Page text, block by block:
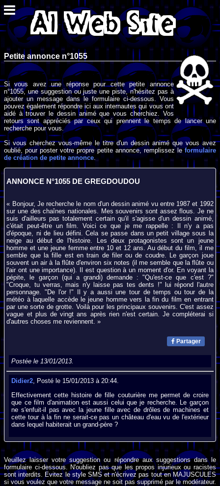
Petite annonce n°1055
Si vous avez une réponse pour cette petite annonce
n°1055, une suggestion ou juste une piste, n'hésitez pas à
ajouter un message dans le formulaire ci-dessous. Vous
pouvez également répondre ici aux internautes qui vous ont
aidé à trouver le dessin animé que vous cherchiez. Vos
retours sont appréciés par ceux qui prennent le temps de lancer une
recherche pour vous.
Si vous cherchez vous-même le titre d'un dessin animé que vous avez
oublié, pour poster votre propre petite annonce, remplissez leformulaire
de création de petite annonce .
ANNONCE N°1055 DE GREGDOUDOU
« Bonjour, Je recherche le nom d'un dessin animé vu entre 1987 et 1992
sur une des chaînes nationales. Mes souvenirs sont assez flous. Je ne
suis d'ailleurs pas totalement certain qu'il s'agisse d'un dessin animé,
c'était peut-être un film. Voici ce que je me rappelle : Il n'y a pas
d'époque, ni de lieu défini. Cela se passe dans un petit village sous la
neige au début de l'histoire. Les deux protagonistes sont un jeune
homme et une jeune femme entre 10 et 12 ans. Au début du film, il me
semble que la fille est en train de filer ou de coudre. Le garçon joue
souvent un air à la flûte d'environ six notes (il me semble que la flûte ou
l'air ont une importance). Il est question à un moment d'or. En voyant la
pépite, le garçon (qui a grandi) demande : "Qu'est-ce que c'est ?"
"Croque, tu verras, mais n'y laisse pas tes dents !" lui répond l'autre
personnage. "De l'or !" Il y a aussi une tour de temps ou tour de la
météo à laquelle accède le jeune homme vers la fin du film en entrant
par une sorte de grotte. Voilà pour les principaux souvenirs. C'est assez
vague et plus de vingt ans après rien n'est certain. Je compléterai si
d'autres choses me reviennent. »
Partager
Postée le 13/01/2013.
Didier2, Posté le 15/01/2013 à 20:44.
Effectivement cette histoire de fille couturière me permet de croire
que ce film d'animation est aussi celui que je recherche. Le garçon
ne s'enfuit-il pas avec la jeune fille avec de drôles de machines et
cette tour à la fin ne serait-ce pas un château d'eau vu de l'extérieur
dans lequel habiterait un grand-père ?
Veuillez laisser votre suggestion ou répondre aux suggestions dans le
formulaire ci-dessous. N'oubliez pas que les propos injurieux ou racistes
sont interdits. Evitez le style SMS et n'écrivez pas tout en MAJUSCULES
si vous voulez que votre message ne soit pas supprimé par le modérateur.